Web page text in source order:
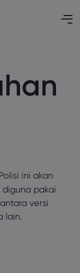
ini akan
pakai
versi
lain.